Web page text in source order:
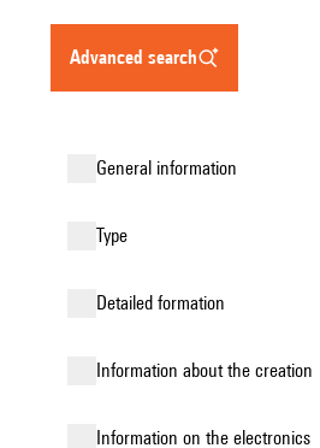
advanced search
general information
type
detailed formation
information about the creation
Information on the electronics